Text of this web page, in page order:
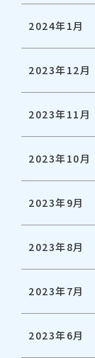
2024年1月
2023年12月
2023年11月
2023年10月
2023年9月
2023年8月
2023年7月
2023年6月